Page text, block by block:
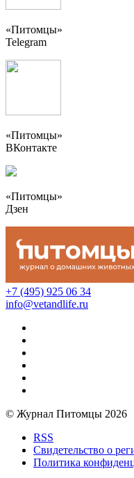
«Питомцы»
Telegram
«Питомцы»
ВКонтакте
«Питомцы»
Дзен
+7 (495) 925 06 34
info@vetandlife.ru
© Журнал Питомцы 2026
RSS
Свидетельство о
Политика